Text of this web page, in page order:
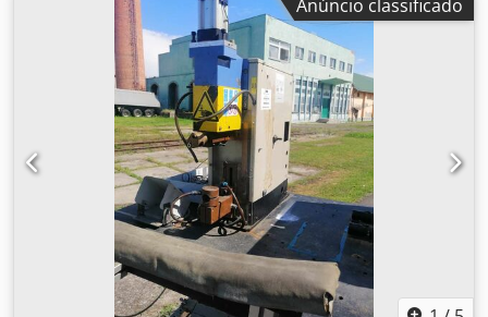
individualmente ou em sincronia). Comprimento máx. de
corte 4,2 m. Indicação da linha de corte com 2 lasers.
Motores de serra de 6,5 kW cada. Largura máxima de corte
0,6 m. Altura máxima de corte 80 mm. Altura máxima de
corte 60 mm. Dkedpfxjwy Hv Es Adwor
Anúncio classificado